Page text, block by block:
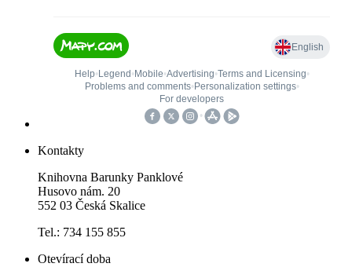
Kontakty
Knihovna Barunky Panklové
Husovo nám. 20
552 03 Česká Skalice
Tel.: 734 155 855
Otevírací doba